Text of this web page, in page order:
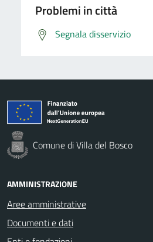
Problemi in città
Segnala disservizio
Comune di Villa del Bosco
AMMINISTRAZIONE
Aree amministrative
Documenti e dati